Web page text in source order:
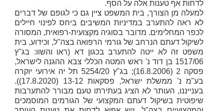
לדחות אף טענות אלה על הסף.
למעלה מן הצורך, בית המשפט ציין גם כי לגופם של דברים
לא ראה להתערב במדיניות המשיבים ביחס לפינוי חיילים
לכפר המחלימים. מדובר בסוגיה מקצועית-רפואית, המסורה
לשיקול דעתם הנרחב של גורמי הרפואה בצה"ל, וכידוע, בית
משפט זה לא ייטה להתערב בכגון דא (ראו והשוו: בג"ץ
1517/06 בן דוד נ' ראש המטה הכללי צבא ההגנה לישראל,
פסקה 2 (16.8.2006); בג"ץ 5254/20
תל יה אירועי יוקרה
בע"מ נ' ממשלת ישראל
, פסקאות 13-12 (17.8.2020)).
בענייננו, העותר לא הציג בעתירתו טעם מבורר להתערבות
שיפוטית בשיקול דעתם המקצועי של הגורמים המוסמכים